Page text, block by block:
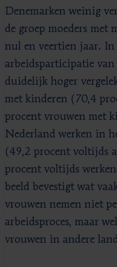
Denemarken weinig
de groep moeders met
nul en veertien jaar. In
arbeidsparticipatie
duidelijk hoger
met kinderen (70,4
procent vrouwen met
Nederland werken in
(49,2 procent voltijds
procent voltijds
beeld bevestigt wat
vrouwen nemen niet
arbeidsproces, maar
vrouwen in andere